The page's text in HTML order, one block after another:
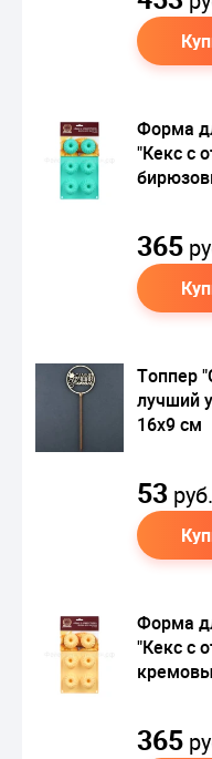
Форма
"Кекс с
365
Топпер
лучший
16х9 см
53 руб.
Форма
"Кекс с
365